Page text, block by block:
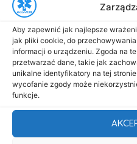
Aby zapewnić jak najlepsze
jak pliki cookie, do
informacji o urządzeniu. Zgoda na
przetwarzać dane, takie jak
unikalne identyfikatory na tej
wycofanie zgody może
funkcje.
Menu
Start
O nas
Oferta
Cennik
Kontakt